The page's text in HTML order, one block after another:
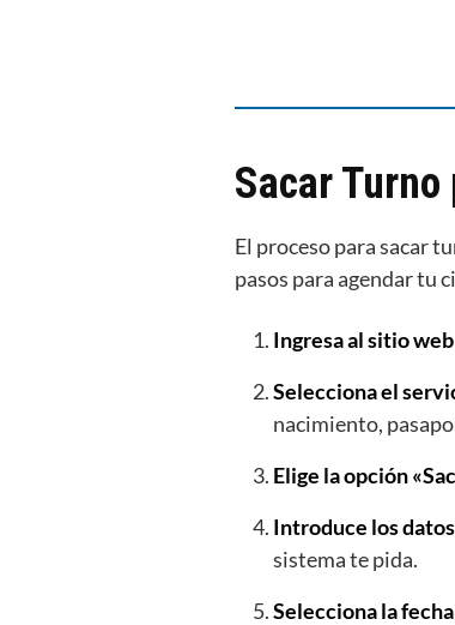
Sacar Turno
El proceso para sacar
pasos para agendar tu
Ingresa al sitio
Selecciona el
nacimiento,
Elige la opción
Introduce los
sistema te pida.
Selecciona la